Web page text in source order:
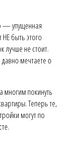
— упущенная
быть этого
лучше не стоит.
мечтаете о
многим покинуть
Теперь те,
могут по